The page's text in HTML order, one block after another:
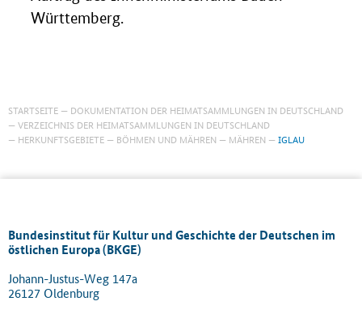
Württemberg.
STARTSEITE
DOKUMENTATION DER HEIMATSAMMLUNGEN IN DEUTSCHLAND
VERZEICHNIS DER HEIMATSAMMLUNGEN IN DEUTSCHLAND
HERKUNFTSGEBIETE
BÖHMEN UND MÄHREN MÄHREN IGLAU
Bundesinstitut für Kultur und Geschichte der Deutschen im
östlichen Europa (BKGE)
Johann-Justus-Weg 147a
26127 Oldenburg